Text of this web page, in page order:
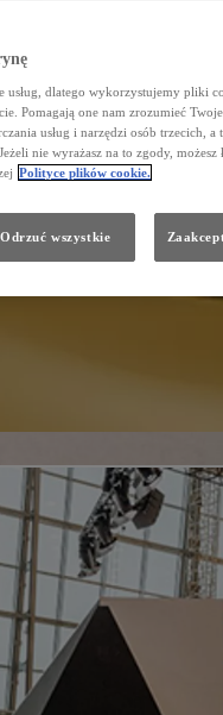
usług, dlatego wykorzystujemy pliki
Pomagają one nam zrozumieć
usług i narzędzi osób trzecich, a
nie wyrażasz na to zgody, możesz
Polityce plików cookie.
Odrzuć wszystkie